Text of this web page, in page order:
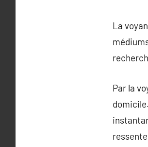
La
Par la